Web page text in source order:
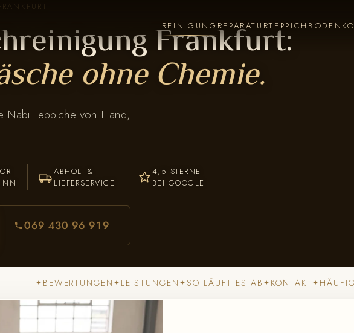
REINIGUNG REPARATURTEPPICHBODEN
Frankfurt:
ohne Chemie.
Nabi Teppiche von Hand,
ABHOL- &
LIEFERSERVICE
4,5 STERNE
BEI GOOGLE
069 430 96 919
✦ BEWERTUNGEN ✦ LEISTUNGEN ✦SO LÄUFT ES AB ✦ KONTAKT✦